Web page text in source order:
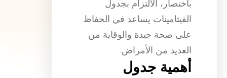
باختصار، الالتزام بجدول
الفيتامينات يساعد في الحفاظ
على صحة جيدة والوقاية من
العديد من الأمراض.
أهمية جدول